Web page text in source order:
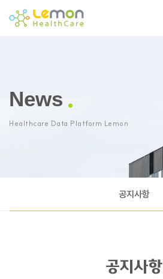
News
Healthcare Data Platform Lemon
공지사항
공지사항